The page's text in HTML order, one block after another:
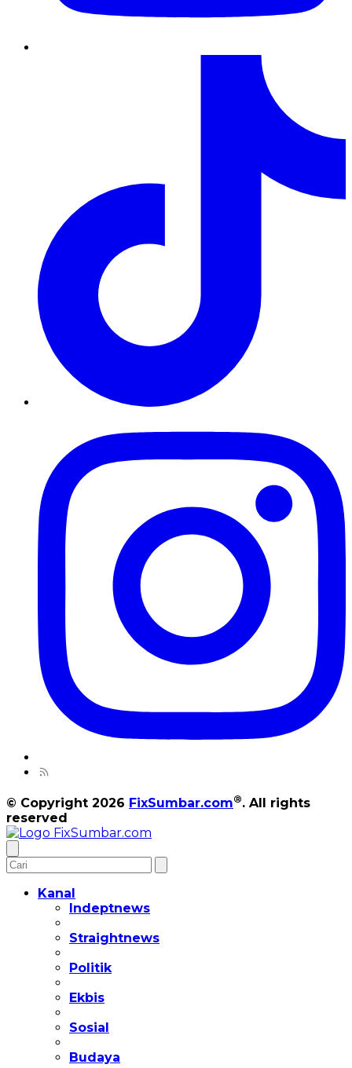
© Copyright 2026 FixSumbar.com®. All rights
reserved
Kanal
Indeptnews
Straightnews
Politik
Ekbis
Sosial
Budaya